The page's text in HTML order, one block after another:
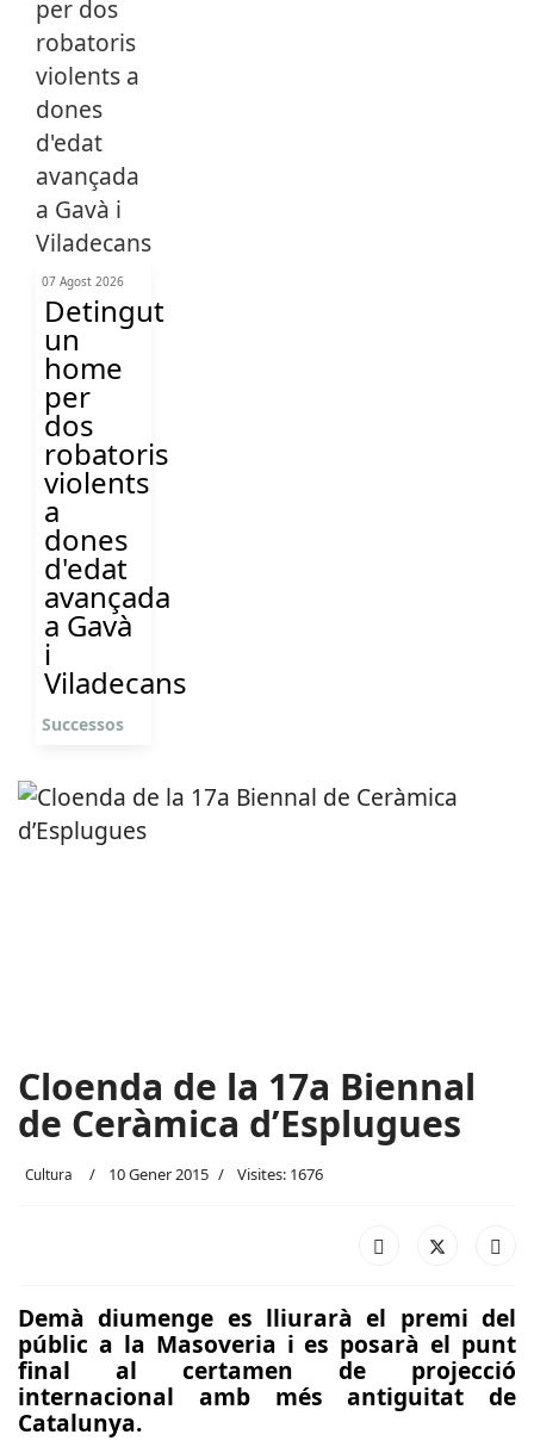
07 Agost 2026
Detingut
un
home
per
dos
robatoris
violents
a
dones
d'edat
avançada
a Gavà
i
Viladecans
Successos
Cloenda de la 17a Biennal
de Ceràmica d’Esplugues
Cultura 10 Gener 2015 Visites: 1676
Demà diumenge es lliurarà el premi del
públic a la Masoveria i es posarà el punt
final al certamen de projecció
internacional amb més antiguitat de
Catalunya.